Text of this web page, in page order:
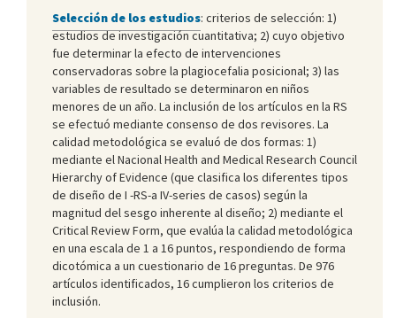
Selección de los estudios: criterios de selección: 1)
estudios de investigación cuantitativa; 2) cuyo objetivo
fue determinar la efecto de intervenciones
conservadoras sobre la plagiocefalia posicional; 3) las
variables de resultado se determinaron en niños
menores de un año. La inclusión de los artículos en la RS
se efectuó mediante consenso de dos revisores. La
calidad metodológica se evaluó de dos formas: 1)
mediante el Nacional Health and Medical Research Council
Hierarchy of Evidence (que clasifica los diferentes tipos
de diseño de I -RS-a IV-series de casos) según la
magnitud del sesgo inherente al diseño; 2) mediante el
Critical Review Form, que evalúa la calidad metodológica
en una escala de 1 a 16 puntos, respondiendo de forma
dicotómica a un cuestionario de 16 preguntas. De 976
artículos identificados, 16 cumplieron los criterios de
inclusión.